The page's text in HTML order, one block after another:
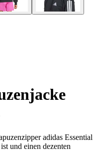
adidas Essential
und einen dezenten